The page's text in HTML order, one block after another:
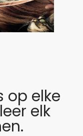
op elke
elk